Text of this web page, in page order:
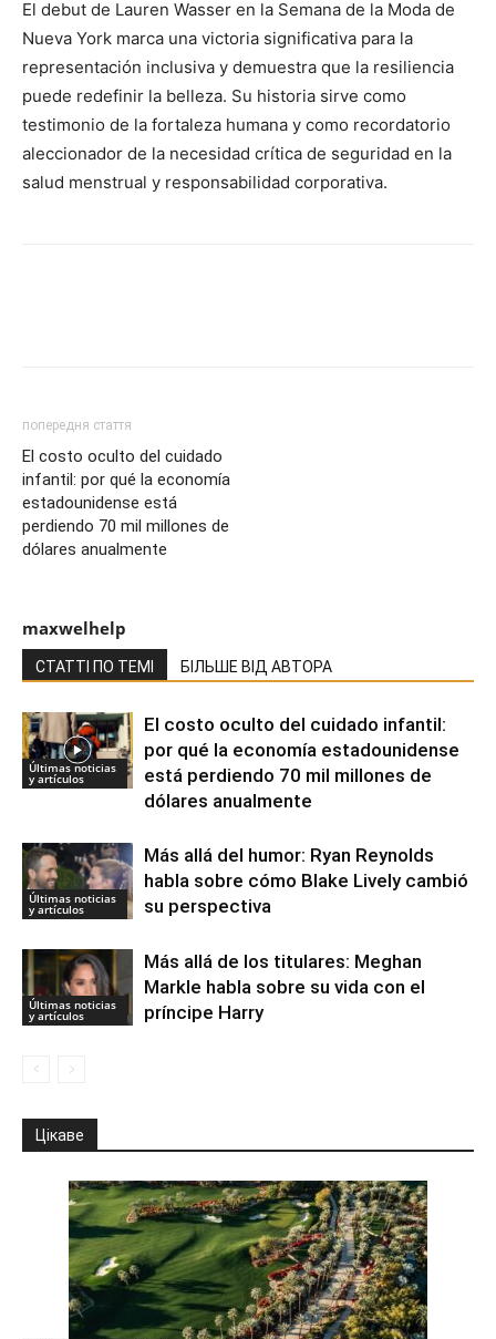
El debut de Lauren Wasser en la Semana de la Moda de
Nueva York marca una victoria significativa para la
representación inclusiva y demuestra que la resiliencia
puede redefinir la belleza. Su historia sirve como
testimonio de la fortaleza humana y como recordatorio
aleccionador de la necesidad crítica de seguridad en la
salud menstrual y responsabilidad corporativa.
попередня стаття
El costo oculto del cuidado
infantil: por qué la economía
estadounidense está
perdiendo 70 mil millones de
dólares anualmente
maxwelhelp
СТАТТІ ПО ТЕМІ БІЛЬШЕ ВІД АВТОРА
Últimas noticias
y artículos
El costo oculto del cuidado infantil:
por qué la economía estadounidense
está perdiendo 70 mil millones de
dólares anualmente
Últimas noticias
y artículos
Más allá del humor: Ryan Reynolds
habla sobre cómo Blake Lively cambió
su perspectiva
Últimas noticias
y artículos
Más allá de los titulares: Meghan
Markle habla sobre su vida con el
príncipe Harry
Цікаве